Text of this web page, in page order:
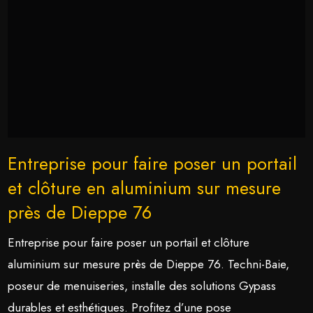
Entreprise pour faire poser un portail
et clôture en aluminium sur mesure
près de Dieppe 76
Entreprise pour faire poser un portail et clôture
aluminium sur mesure près de Dieppe 76. Techni-Baie,
poseur de menuiseries, installe des solutions Gypass
durables et esthétiques. Profitez d’une pose